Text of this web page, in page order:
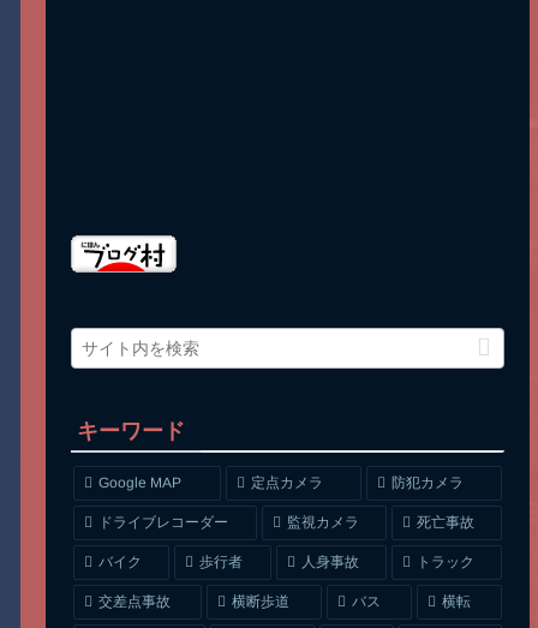
キーワード
Google MAP 定点カメラ 防犯カメラ
ドライブレコーダー 監視カメラ 死亡事故
バイク 歩行者 人身事故 トラック
交差点事故 横断歩道 バス 横転